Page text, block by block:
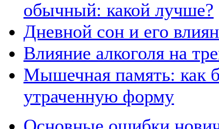
обычный: какой лучше?
Дневной сон и его
Влияние алкоголя на
Мышечная память: как
утраченную форму